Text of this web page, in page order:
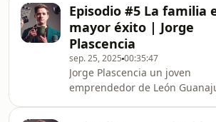
Episodio #5 La familia
mayor éxito | Jorge
Plascencia
sep. 25, 2025 00:35:47
Jorge Plascencia un joven
emprendedor de León